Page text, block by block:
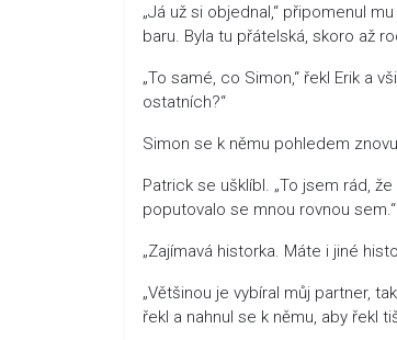
„Já už si objednal,“ připomenul
baru. Byla tu přátelská, skoro až
„To samé, co Simon,“ řekl Erik a
ostatních?“
Simon se k němu pohledem
Patrick se ušklíbl. „To jsem rád,
poputovalo se mnou rovnou sem.“
„Zajímavá historka. Máte i jiné
„Většinou je vybíral můj partner,
řekl a nahnul se k němu, aby řekl